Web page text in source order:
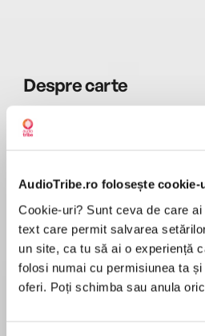
AudioTribe.ro folosește cookie-
Cookie-uri? Sunt ceva de care
text care permit salvarea
un site, ca tu să ai o experiență
folosi numai cu permisiunea ta
oferi. Poți schimba sau anula
Desprecarte
Poveste de Crăciun, de
relatează transformarea lui
ajunul Crăciunului, Scrooge
fantoma fostului său
care îl avertizează să-și
evita un destin teribil.
Ulterior, este vizitat de
MAI MULT
Recenzii
Am vazut desen animat.